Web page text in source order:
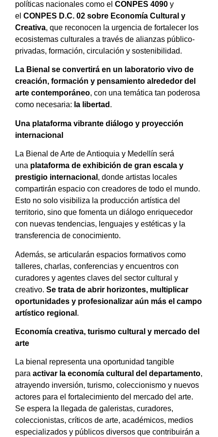
políticas nacionales como elCONPES 4090 y
elCONPES D.C. 02 sobre Economía Cultural y
Creativa, que reconocen la urgencia de fortalecer los
ecosistemas culturales a través de alianzas público-
privadas, formación, circulación y sostenibilidad.
La Bienal se convertirá en un laboratorio vivo de
creación, formación y pensamiento alrededor del
arte contemporáneo, con una temática tan poderosa
como necesaria: la libertad .
Una plataforma vibrante diálogo y proyección
internacional
La Bienal de Arte de Antioquia y Medellín será
una plataforma de exhibición de gran escala y
prestigio internacional , donde artistas locales
compartirán espacio con creadores de todo el mundo.
Esto no solo visibiliza la producción artística del
territorio, sino que fomenta un diálogo enriquecedor
con nuevas tendencias, lenguajes y estéticas y la
transferencia de conocimiento.
Además, se articularán espacios formativos como
talleres, charlas, conferencias y encuentros con
curadores y agentes claves del sector cultural y
creativo.Se trata de abrir horizontes, multiplicar
oportunidades y profesionalizar aún más el campo
artístico regional .
Economía creativa, turismo cultural y mercado del
arte
La bienal representa una oportunidad tangible
paraactivar la economía cultural del departamento,
atrayendo inversión, turismo, coleccionismo y nuevos
actores para el fortalecimiento del mercado del arte.
Se espera la llegada de galeristas, curadores,
coleccionistas, críticos de arte, académicos, medios
especializados y públicos diversos que contribuirán a